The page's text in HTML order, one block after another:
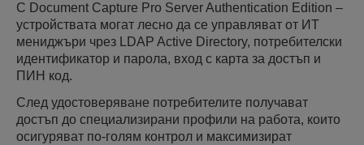
С Document Capture Pro Server Authentication Edition –
устройствата могат лесно да се управляват от ИТ
мениджъри чрез LDAP Active Directory, потребителски
идентификатор и парола, вход с карта за достъп и
ПИН код.
След удостоверяване потребителите получават
достъп до специализирани профили на работа, които
осигуряват по-голям контрол и максимизират